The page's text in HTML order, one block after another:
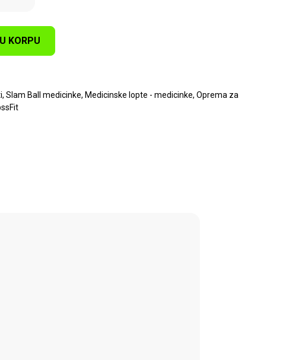
KORPU
, Slam Ball medicinke, Medicinske lopte - medicinke, Oprema za